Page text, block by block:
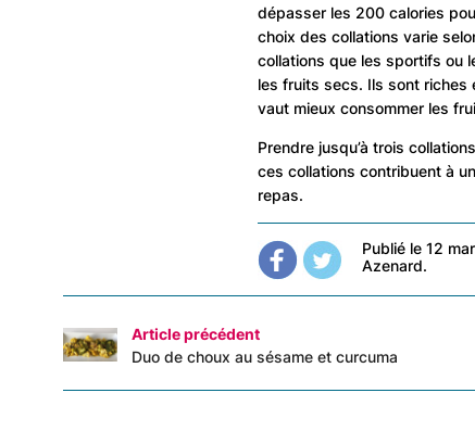
dépasser les 200 calories
choix des collations varie
collations que les sportifs ou
les fruits secs. Ils sont riches
vaut mieux consommer les
Prendre jusqu’à trois
ces collations contribuent à
repas.
Publié le 12
Azenard.
Article précédent
Duo de choux au sésame et curcuma